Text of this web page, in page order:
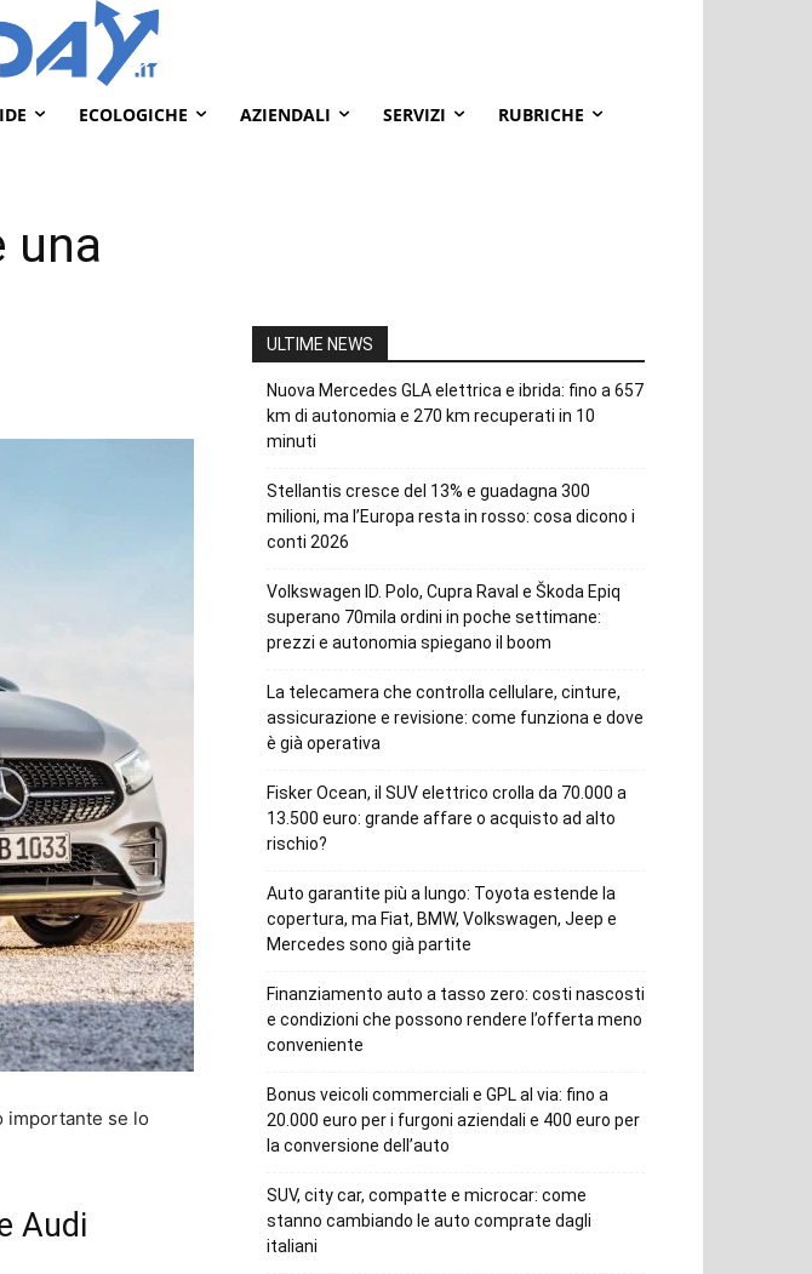
ECOLOGICHE AZIENDALI SERVIZI RUBRICHE
una
importante se lo
Audi
ULTIME NEWS
Nuova Mercedes GLA elettrica e ibrida: fino a 657
km di autonomia e 270 km recuperati in 10
minuti
Stellantis cresce del 13% e guadagna 300
milioni, ma l’Europa resta in rosso: cosa dicono i
conti 2026
Volkswagen ID. Polo, Cupra Raval e Škoda Epiq
superano 70mila ordini in poche settimane:
prezzi e autonomia spiegano il boom
La telecamera che controlla cellulare, cinture,
assicurazione e revisione: come funziona e dove
è già operativa
Fisker Ocean, il SUV elettrico crolla da 70.000 a
13.500 euro: grande affare o acquisto ad alto
rischio?
Auto garantite più a lungo: Toyota estende la
copertura, ma Fiat, BMW, Volkswagen, Jeep e
Mercedes sono già partite
Finanziamento auto a tasso zero: costi nascosti
e condizioni che possono rendere l’offerta meno
conveniente
Bonus veicoli commerciali e GPL al via: fino a
20.000 euro per i furgoni aziendali e 400 euro per
la conversione dell’auto
SUV, city car, compatte e microcar: come
stanno cambiando le auto comprate dagli
italiani